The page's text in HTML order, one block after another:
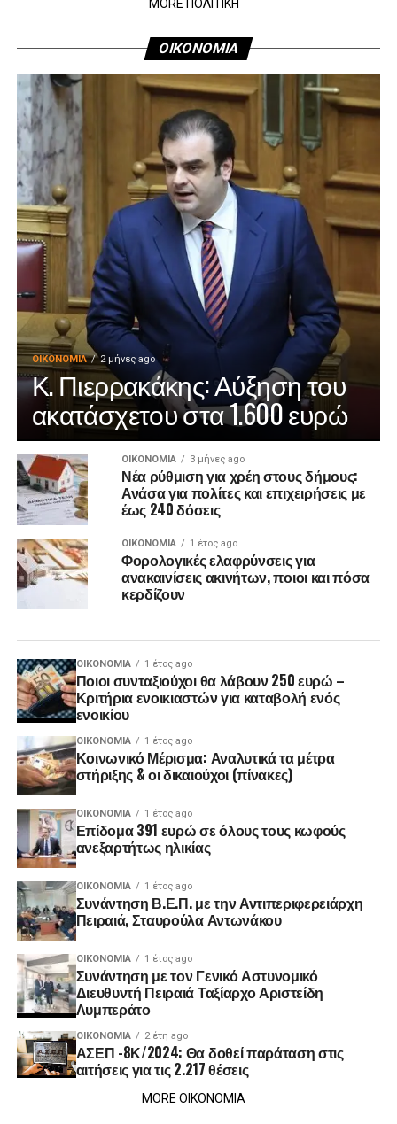
MORE ΠΟΛΙΤΙΚΗ
ΟΙΚΟΝΟΜΙΑ
ΟΙΚΟΝΟΜΊΑ 2 μήνες ago
Κ. Πιερρακάκης: Αύξηση του
ακατάσχετου στα 1.600 ευρώ
ΟΙΚΟΝΟΜΊΑ 3 μήνες ago
Νέα ρύθμιση για χρέη στους δήμους:
Ανάσα για πολίτες και επιχειρήσεις με
έως 240 δόσεις
ΟΙΚΟΝΟΜΊΑ 1 έτος ago
Φορολογικές ελαφρύνσεις για
ανακαινίσεις ακινήτων, ποιοι και πόσα
κερδίζουν
ΟΙΚΟΝΟΜΊΑ 1 έτος ago
Ποιοι συνταξιούχοι θα λάβουν 250 ευρώ –
Κριτήρια ενοικιαστών για καταβολή ενός
ενοικίου
ΟΙΚΟΝΟΜΊΑ 1 έτος ago
Κοινωνικό Μέρισμα: Αναλυτικά τα μέτρα
στήριξης & οι δικαιούχοι (πίνακες)
ΟΙΚΟΝΟΜΊΑ 1 έτος ago
Επίδομα 391 ευρώ σε όλους τους κωφούς
ανεξαρτήτως ηλικίας
ΟΙΚΟΝΟΜΊΑ 1 έτος ago
Συνάντηση Β.Ε.Π. με την Αντιπεριφερειάρχη
Πειραιά, Σταυρούλα Αντωνάκου
ΟΙΚΟΝΟΜΊΑ 1 έτος ago
Συνάντηση με τον Γενικό Αστυνομικό
Διευθυντή Πειραιά Ταξίαρχο Αριστείδη
Λυμπεράτο
ΟΙΚΟΝΟΜΊΑ 2 έτη ago
ΑΣΕΠ -8Κ/2024: Θα δοθεί παράταση στις
αιτήσεις για τις 2.217 θέσεις
MORE ΟΙΚΟΝΟΜΙΑ